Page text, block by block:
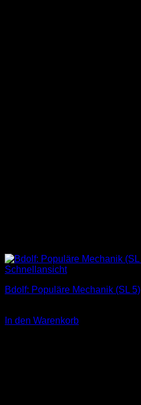
Schnellansicht
Bdolf: Populäre Mechanik (SL 5)
In den Warenkorb